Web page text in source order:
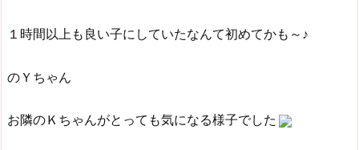
１時間以上も良い子にしていたなんて初めてかも～♪
のＹちゃん
お隣のＫちゃんがとっても気になる様子でした